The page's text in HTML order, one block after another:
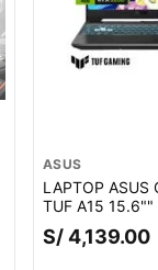
ASUS
LAPTOP ASUS
TUF A15 15.6""
Ryzen 7
DDR5 512GB
S/ 4,139.00